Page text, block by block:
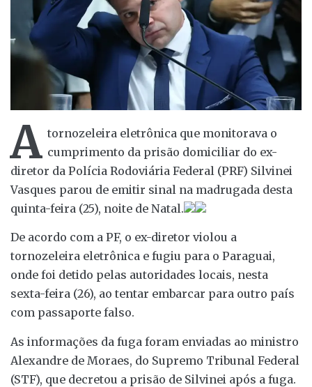
A tornozeleira eletrônica que monitorava o
cumprimento da prisão domiciliar do ex-
diretor da Polícia Rodoviária Federal (PRF) Silvinei
Vasques parou de emitir sinal na madrugada desta
quinta-feira (25), noite de Natal.
De acordo com a PF, o ex-diretor violou a
tornozeleira eletrônica e fugiu para o Paraguai,
onde foi detido pelas autoridades locais, nesta
sexta-feira (26), ao tentar embarcar para outro país
com passaporte falso.
As informações da fuga foram enviadas ao ministro
Alexandre de Moraes, do Supremo Tribunal Federal
(STF), que decretou a prisão de Silvinei após a fuga.